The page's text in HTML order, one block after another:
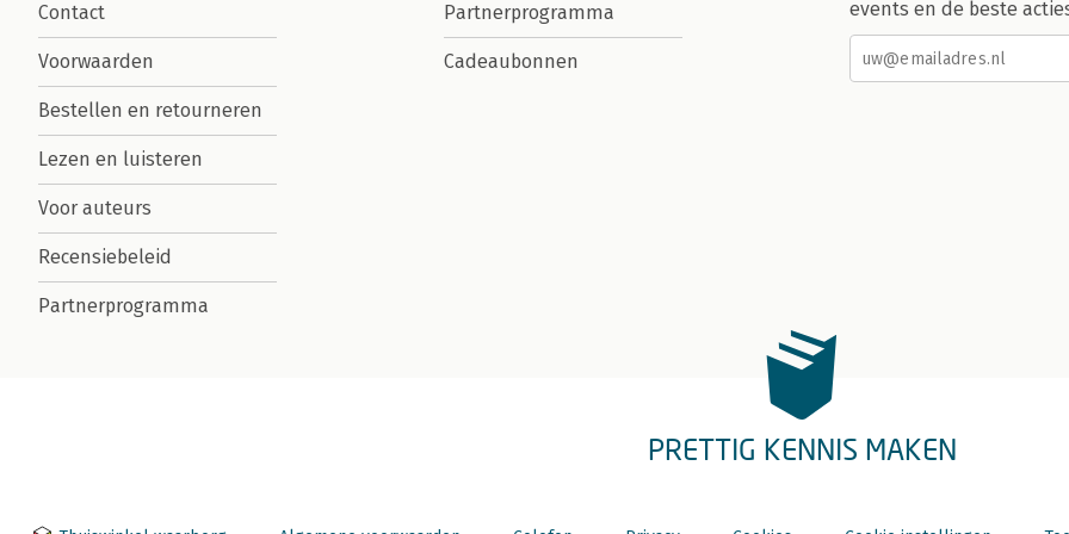
Contact
Voorwaarden
Bestellen en retourneren
Lezen en luisteren
Voor auteurs
Recensiebeleid
Partnerprogramma
Partnerprogramma
Cadeaubonnen
events en de beste
PRETTIG KENNIS MAKEN